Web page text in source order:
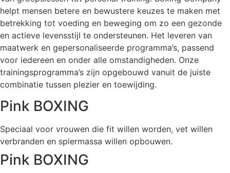
helpt mensen betere en bewustere keuzes te maken met
betrekking tot voeding en beweging om zo een gezonde
en actieve levensstijl te ondersteunen. Het leveren van
maatwerk en gepersonaliseerde programma’s, passend
voor iedereen en onder alle omstandigheden. Onze
trainingsprogramma’s zijn opgebouwd vanuit de juiste
combinatie tussen plezier en toewijding.
Pink BOXING
Speciaal voor vrouwen die fit willen worden, vet willen
verbranden en spiermassa willen opbouwen.
Pink BOXING